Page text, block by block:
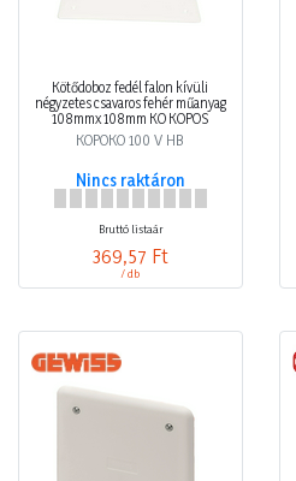
Kötődoboz fedél falon kívüli
négyzetes csavaros fehér műanyag
108mmx 108mm KO KOPOS
KOPOKO 100 V HB
Nincs raktáron
Bruttó listaár
369,57 Ft
/ db